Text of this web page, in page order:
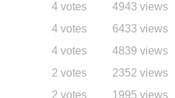
4943 views
4 votes
6433 views
4 votes
4839 views
4 votes
2352 views
2 votes
1995 views
2 votes